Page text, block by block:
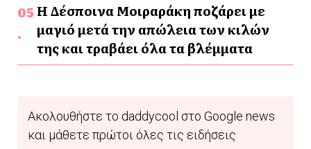
Η Δέσποινα Μοιραράκη ποζάρει με
μαγιό μετά την απώλεια των κιλών
της και τραβάει όλα τα βλέμματα
Ακολουθήστε το daddycool στο Google news
και μάθετε πρώτοι όλες τις ειδήσεις